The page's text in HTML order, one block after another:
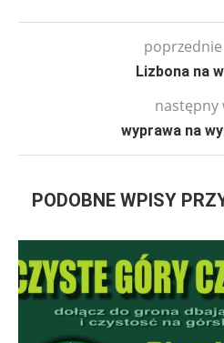
Lizbona na
następny
wyprawa na
PODOBNE WPISY